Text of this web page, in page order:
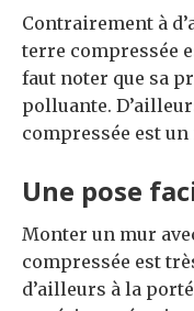
Contrairement à
terre compressée
faut noter que sa
polluante.
compressée est
Une pose
Monter un mur
compressée est
d’ailleurs à la